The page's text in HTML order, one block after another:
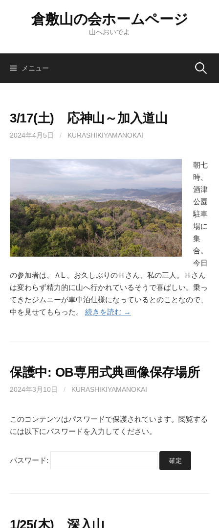
倉敷山の会ホームページ
山へおいでよ
メニュー
3/17(土) 応神山～加入道山
2024年4月5日 / KURASHIKIYAMANOKAI
朝七
時、
酒津
公園
駐車
場に
集
合。
今日
の参加者は、ＡL 、お久しぶりのＨさん、私の三人。Ｈさん
は変わらず精力的に山へ行かれているそうで喜ばしい。乗っ
てきたジムニーが車中泊仕様になっているとのことなので、
中を見せてもらった。 続きを読む →
保護中: OB専用式典画像保存場所
2024年3月10日 / KURASHIKIYAMANOKAI
このコンテンツはパスワードで保護されています。閲覧する
には以下にパスワードを入力してください。
パスワード:
1/25(木) 深入山